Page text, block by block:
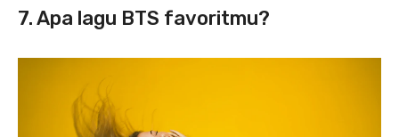
7. Apa lagu BTS favoritmu?